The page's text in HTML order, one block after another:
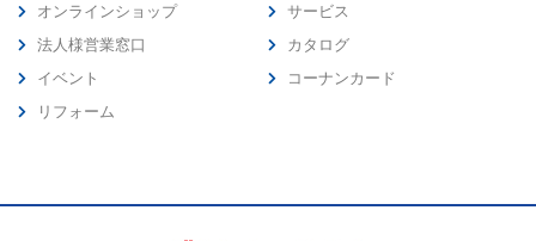
オンラインショップ
法人様営業窓口
イベント
リフォーム
サービス
カタログ
コーナンカード